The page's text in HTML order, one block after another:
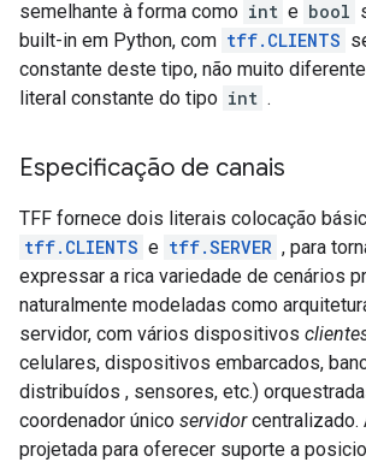
semelhante à forma como int e bool
built-in em Python, com tff.CLIENTS
constante deste tipo, não muito
literal constante do tipo int .
Especificação de canais
TFF fornece dois literais colocação
tff.CLIENTS e tff.SERVER , para
expressar a rica variedade de cenários
naturalmente modeladas como
servidor, com vários dispositivos
celulares, dispositivos embarcados,
distribuídos , sensores, etc.)
coordenador único servidorcentralizado.
projetada para oferecer suporte a